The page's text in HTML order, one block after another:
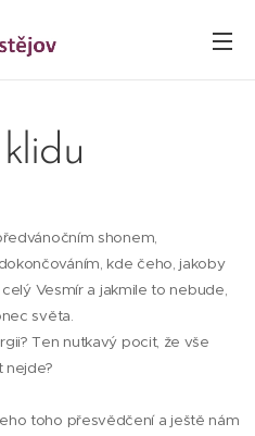
shonem,
kde čeho, jakoby
celý Vesmír a jakmile to nebude,
světa.
Ten nutkavý pocit, že vše
nejde?
toho přesvědčení a ještě nám